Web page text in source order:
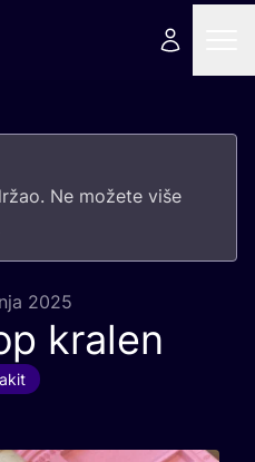
Ne može­te više
2025
kralen